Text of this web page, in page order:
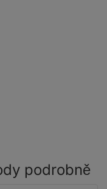
podrobně